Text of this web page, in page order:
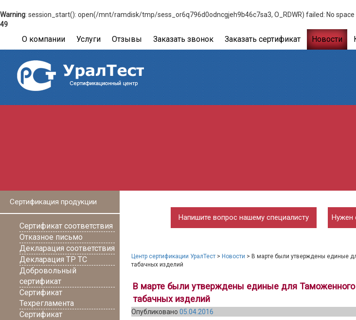
Warning: session_start(): open(/mnt/ramdisk/tmp/sess_or6q796d0odncgjeh9b46c7sa3, O_RDWR) failed: No
49
О компании Услуги Отзывы Заказать звонок Заказать сертификат Новости
Сертификация продукции
Сертификат соответствия
Отказное письмо
Декларация соответствия
Декларация ТР ТС
Добровольный
сертификат
Сертификат
Техрегламента
Сертификат
Напишите вопрос нашему специалисту Нужен
Центр сертификации УралТест > Новости > В марте были утверждены единые
табачных изделий
В марте были утверждены единые для
табачных изделий
Опубликовано 05.04.2016